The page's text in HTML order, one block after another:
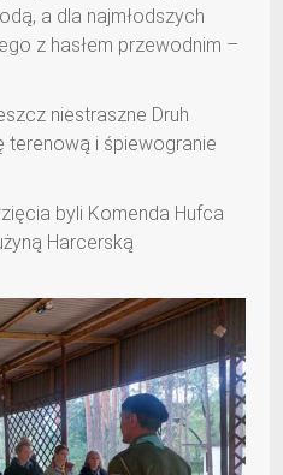
a dla najmłodszych
z hasłem przewodnim –
niestraszne Druh
terenową i śpiewogranie
byli Komenda Hufca
Harcerską